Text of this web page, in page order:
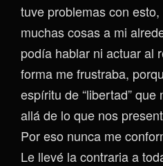
tuve problemas con
muchas cosas a mi
podía hablar ni actuar al
forma me frustraba,
espíritu de “libertad”
allá de lo que nos
Por eso nunca me
Le llevé la contraria a